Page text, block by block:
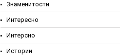
Знаменитости
Интересно
Интерсно
Истории